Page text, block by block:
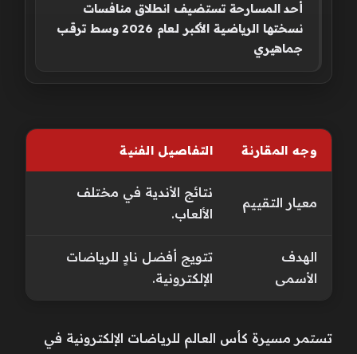
أحد المسارحة تستضيف انطلاق منافسات
نسختها الرياضية الأكبر لعام 2026 وسط ترقب
جماهيري
وجه المقارنة التفاصيل الفنية
معيار التقييم
نتائج الأندية في مختلف
الألعاب.
الهدف
الأسمى
تتويج أفضل نادٍ للرياضات
الإلكترونية.
تستمر مسيرة كأس العالم للرياضات الإلكترونية في